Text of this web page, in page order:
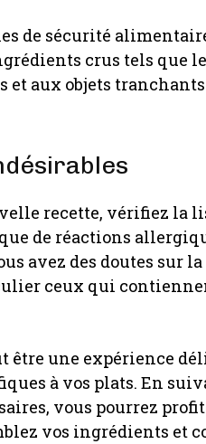
de sécurité
crus tels que
et aux objets
recette, vérifiez la
de réactions
avez des doutes sur
ceux qui
être une expérience
à vos plats. En
vous pourrez
vos ingrédients et